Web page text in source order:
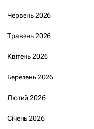
Червень 2026
Травень 2026
Квітень 2026
Березень 2026
Лютий 2026
Січень 2026